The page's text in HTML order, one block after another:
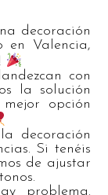
decoración
en Valencia,
con
la solución
opción
decoración
Si tenéis
de ajustar
problema.